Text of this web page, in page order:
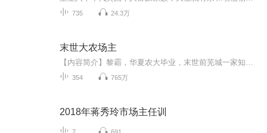
735 24.3万
末世大农场主
354 765万
2018年蒋秀玲市场主任训